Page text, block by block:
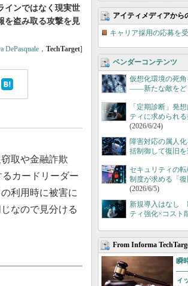
インではなく現実世
を盗み取る攻撃を見
DePasquale ， TechTarget]
取や金融詐欺
カードリーダー
利用時に被害に
なので見分ける
アイティメディアから
キャリア採用の応募を
ベンダーコンテンツ
仮想化環境の死
――新たな敵をど
「定期診断」発
ティに求められ
(2026/6/24)
障害対応の属人
括制御して復旧
セキュリティの
制度が求める「
(2026/6/5)
新規導入はなし
ティ強化×コスト
From Informa
瞬
――
ィ